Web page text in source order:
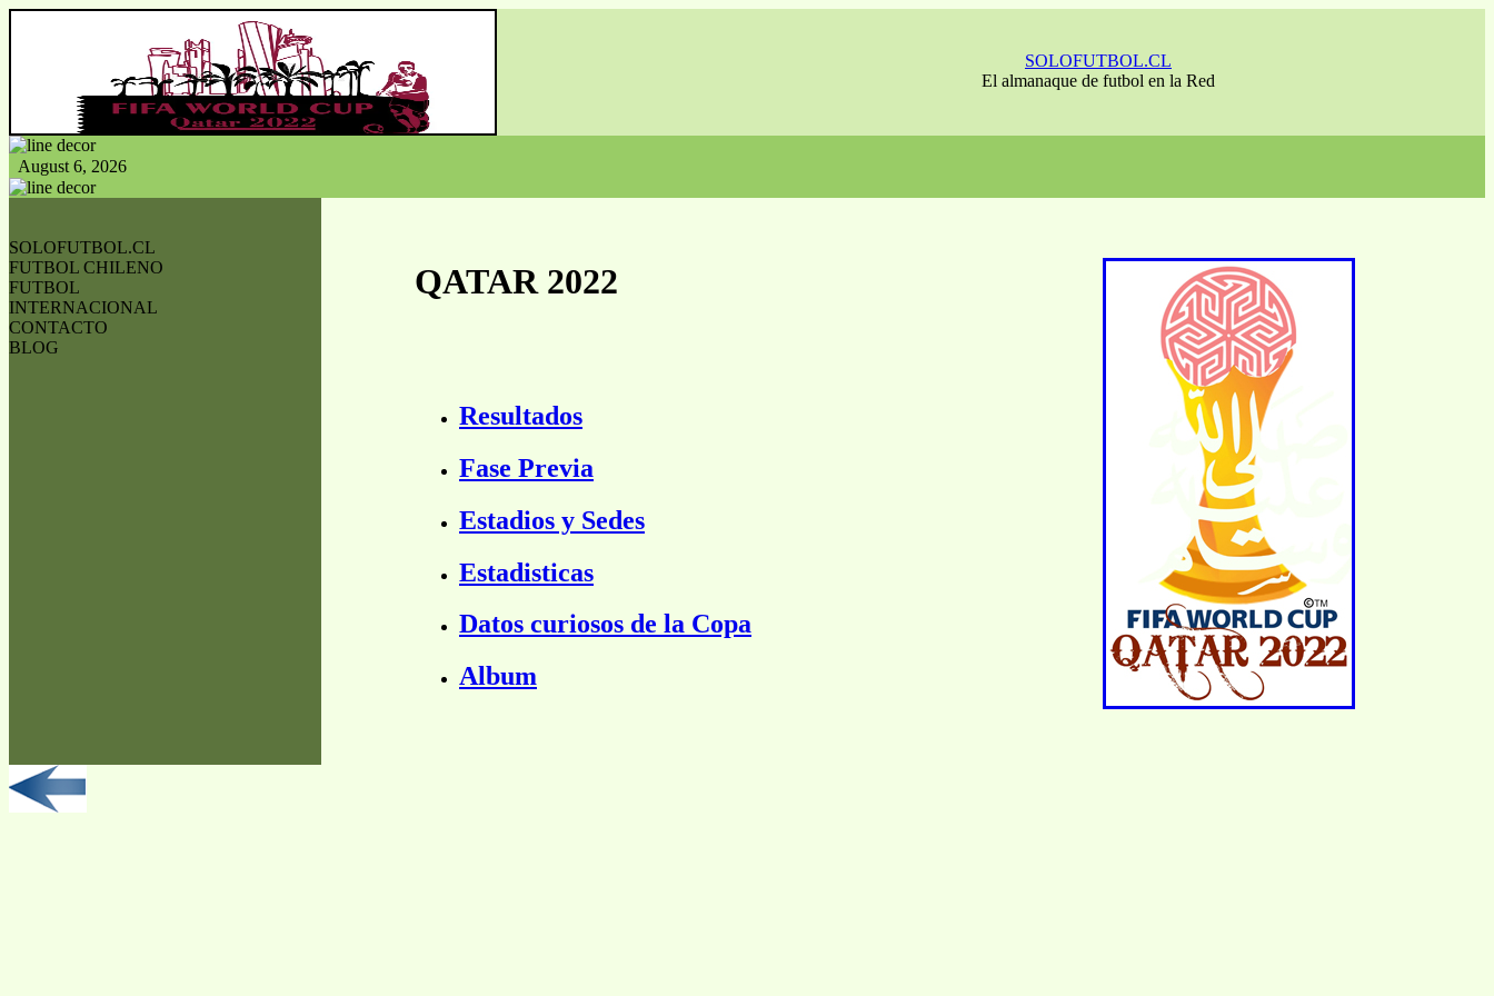
SOLOFUTBOL.CL
El almanaque de futbol en la Red
August 6, 2026
SOLOFUTBOL.CL
FUTBOL CHILENO
FUTBOL
INTERNACIONAL
CONTACTO
BLOG
QATAR 2022
Resultados
Fase Previa
Estadios y Sedes
Estadisticas
Datos curiosos de la Copa
Album